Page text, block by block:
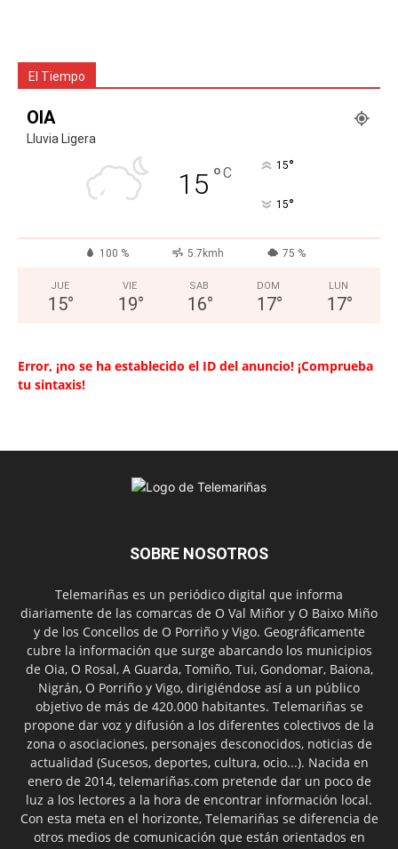
El Tiempo
OIA
Lluvia Ligera
15 °C 15°
15°
100 % 5.7kmh 75 %
JUE
15°
VIE
19°
SAB
16°
DOM
17°
LUN
17°
Error, ¡no se ha establecido el ID del anuncio! ¡Comprueba
tu sintaxis!
SOBRE NOSOTROS
Telemariñas es un periódico digital que informa
diariamente de las comarcas de O Val Miñor y O Baixo Miño
y de los Concellos de O Porriño y Vigo. Geográficamente
cubre la información que surge abarcando los municipios
de Oia, O Rosal, A Guarda, Tomiño, Tui, Gondomar, Baiona,
Nigrán, O Porriño y Vigo, dirigiéndose así a un público
objetivo de más de 420.000 habitantes. Telemariñas se
propone dar voz y difusión a los diferentes colectivos de la
zona o asociaciones, personajes desconocidos, noticias de
actualidad (Sucesos, deportes, cultura, ocio...). Nacida en
enero de 2014, telemariñas.com pretende dar un poco de
luz a los lectores a la hora de encontrar información local.
Con esta meta en el horizonte, Telemariñas se diferencia de
otros medios de comunicación que están orientados en